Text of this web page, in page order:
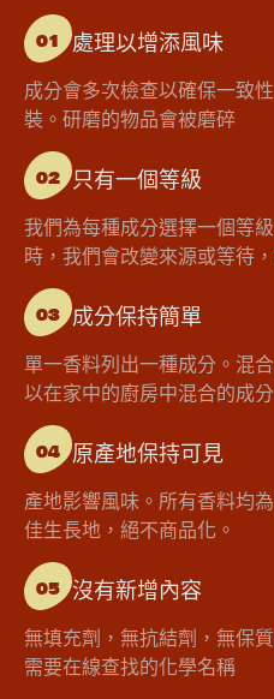
01 處理以增添風味
成分會多次檢查以確保一致
裝。研磨的物品會被磨碎
02 只有一個等級
我們為每種成分選擇一個等
時，我們會改變來源或等待
03 成分保持簡單
單一香料列出一種成分。混
以在家中的廚房中混合的成分
04 原產地保持可見
產地影響風味。所有香料均
佳生長地，絕不商品化。
05 沒有新增內容
無填充劑，無抗結劑，無保
需要在線查找的化學名稱